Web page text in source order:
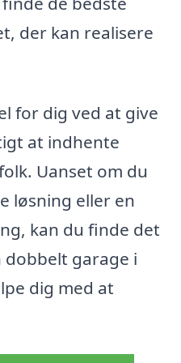
der kan realisere
for dig ved at give
at indhente
Uanset om du
løsning eller en
kan du finde det
garage i
dig med at